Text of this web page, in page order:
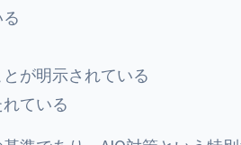
が明示されている
ている